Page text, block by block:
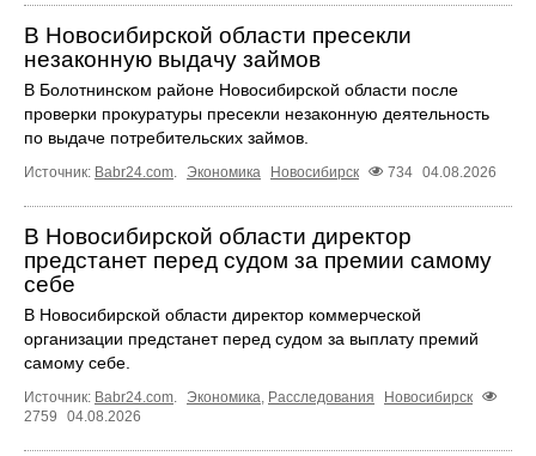
В Новосибирской области пресекли
незаконную выдачу займов
В Болотнинском районе Новосибирской области после
проверки прокуратуры пресекли незаконную деятельность
по выдаче потребительских займов.
Источник: Babr24.com. Экономика Новосибирск 734 04.08.2026
В Новосибирской области директор
предстанет перед судом за премии самому
себе
В Новосибирской области директор коммерческой
организации предстанет перед судом за выплату премий
самому себе.
Источник: Babr24.com. Экономика, Расследования
Новосибирск
2759
04.08.2026